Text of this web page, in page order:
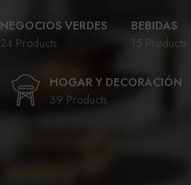
NEGOCIOS VERDES
24 Products
BEBIDAS
15 Products
HOGAR Y DECORACIÓN
39 Products